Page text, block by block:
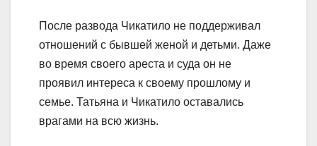
После развода Чикатило не поддерживал
отношений с бывшей женой и детьми. Даже
во время своего ареста и суда он не
проявил интереса к своему прошлому и
семье. Татьяна и Чикатило оставались
врагами на всю жизнь.